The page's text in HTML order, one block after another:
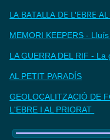
LA BATALLA DE L'EBRE
MEMORI KEEPERS -
LA GUERRA DEL RIF -
AL PETIT PARADÍS
GEOLOCALITZACIÓ DE
L'EBRE I AL PRIORAT